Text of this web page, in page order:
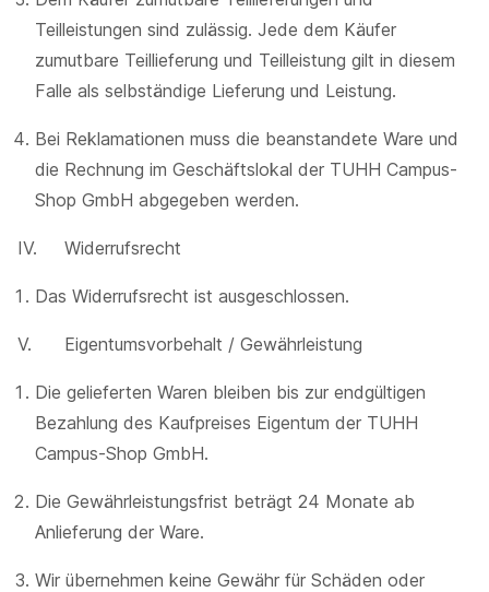
Teilleistungen sind zulässig. Jede dem Käufer
zumutbare Teillieferung und Teilleistung gilt in diesem
Falle als selbständige Lieferung und Leistung.
Bei Reklamationen muss die beanstandete Ware und
die Rechnung im Geschäftslokal der TUHH Campus-
Shop GmbH abgegeben werden.
IV. Widerrufsrecht
Das Widerrufsrecht ist ausgeschlossen.
V. Eigentumsvorbehalt / Gewährleistung
Die gelieferten Waren bleiben bis zur endgültigen
Bezahlung des Kaufpreises Eigentum der TUHH
Campus-Shop GmbH.
Die Gewährleistungsfrist beträgt 24 Monate ab
Anlieferung der Ware.
Wir übernehmen keine Gewähr für Schäden oder